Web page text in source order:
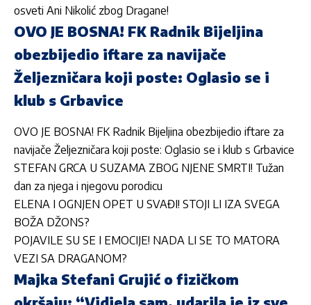
osveti Ani Nikolić zbog Dragane!
OVO JE BOSNA! FK Radnik Bijeljina
obezbijedio iftare za navijače
Željezničara koji poste: Oglasio se i
klub s Grbavice
OVO JE BOSNA! FK Radnik Bijeljina obezbijedio iftare za
navijače Željezničara koji poste: Oglasio se i klub s Grbavice
STEFAN GRCA U SUZAMA ZBOG NJENE SMRTI! Tužan
dan za njega i njegovu porodicu
ELENA I OGNJEN OPET U SVAĐI! STOJI LI IZA SVEGA
BOŽA DŽONS?
POJAVILE SU SE I EMOCIJE! NADA LI SE TO MATORA
VEZI SA DRAGANOM?
Majka Stefani Grujić o fizičkom